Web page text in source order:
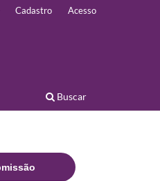
Buscar
Cadastro Acesso